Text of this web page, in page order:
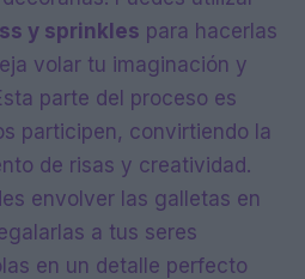
y sprinkles para hacerlas
volar tu imaginación y
parte del proceso es
participen, convirtiendo la
de risas y creatividad.
envolver las galletas en
a tus seres
en un detalle perfecto